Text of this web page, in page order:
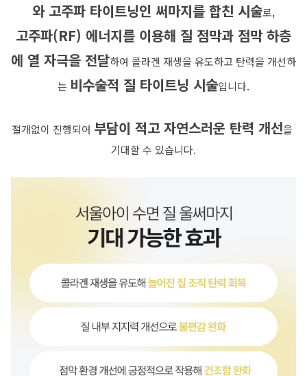
와 고주파 타이트닝인 써마지를 합친 시술로,
고주파(RF) 에너지를 이용해 질 점막과 점막 하층
에 열 자극을 전달하여 콜라겐 재생을 유도하고 탄력을 개선하
는 비수술적 질 타이트닝 시술입니다.
절개없이 진행되어 부담이 적고 자연스러운 탄력 개선을
기대할 수 있습니다.